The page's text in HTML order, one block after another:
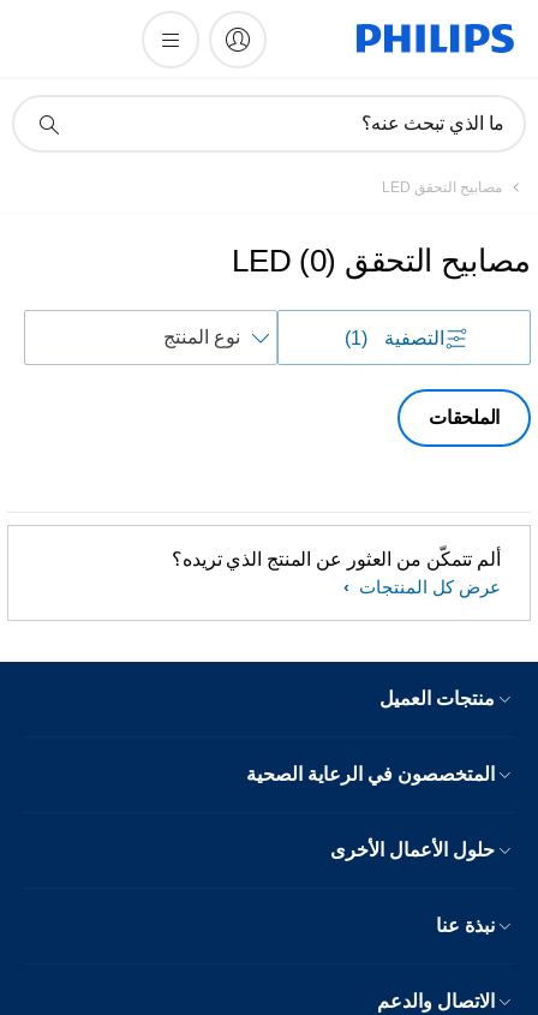
دعم
ما الذي تبحث عنه؟
مصابيح التحقق LED
مصابيح التحقق LED (0)
التصفية (1)
حسب
الملحقات
ألم تتمكّن من العثور عن المنتج الذي تريده؟
عرض كل المنتجات
منتجات العميل
المتخصصون في الرعاية الصحية
حلول الأعمال الأخرى
نبذة عنا
الاتصال والدعم